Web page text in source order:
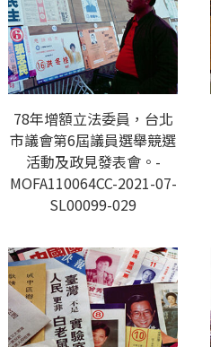
78年增額立法委員，台北
市議會第6屆議員選舉競選
活動及政見發表會。-
MOFA110064CC-2021-07-
SL00099-029